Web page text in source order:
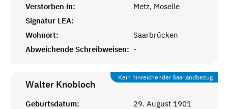
Verstorben in:
Metz, Moselle
Signatur LEA:
Wohnort:
Saarbrücken
Abweichende Schreibweisen: -
Kein hinreichender Saarlandbezug
Walter Knobloch
Geburtsdatum:
29. August 1901